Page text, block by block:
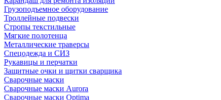
Грузоподъемное оборудование
Троллейные подвески
Стропы текстильные
Мягкие полотенца
Металлические траверсы
Спецодежда и СИЗ
Рукавицы и перчатки
Защитные очки и щитки сварщика
Сварочные маски
Сварочные маски Aurora
Сварочные маски Optima